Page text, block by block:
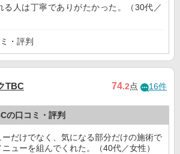
る人は丁寧でありがたかった。（30代／
・評判
TBC 74.2点 16件
の口コミ・評判
ーだけでなく、気になる部分だけの施術で
ューを組んでくれた。（40代／女性）